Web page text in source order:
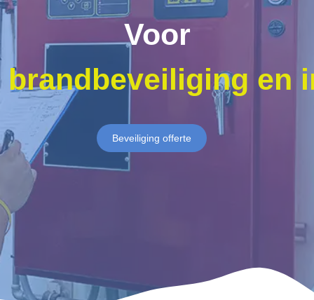
Voor
brandbeveiliging en
Beveiliging offerte